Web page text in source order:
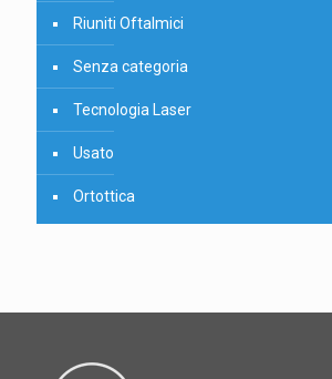
Riuniti Oftalmici
Senza categoria
Tecnologia Laser
Usato
Ortottica